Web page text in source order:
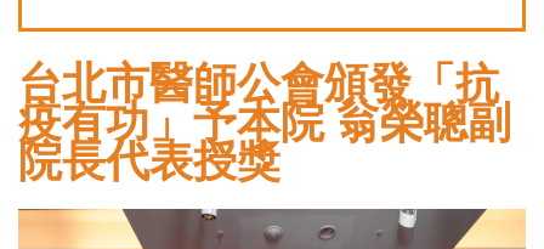
台北市醫師公會頒發「抗
疫有功」予本院 翁榮聰副
院長代表授獎